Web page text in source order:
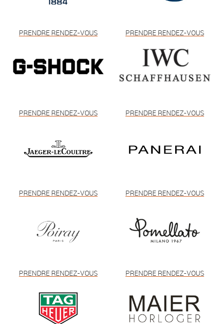
PRENDRE RENDEZ-VOUS PRENDRE RENDEZ-VOUS
PRENDRE RENDEZ-VOUS PRENDRE RENDEZ-VOUS
PRENDRE RENDEZ-VOUS PRENDRE RENDEZ-VOUS
PRENDRE RENDEZ-VOUS PRENDRE RENDEZ-VOUS